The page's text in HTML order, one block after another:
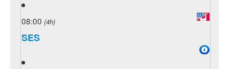
08:00 (4h)
SES